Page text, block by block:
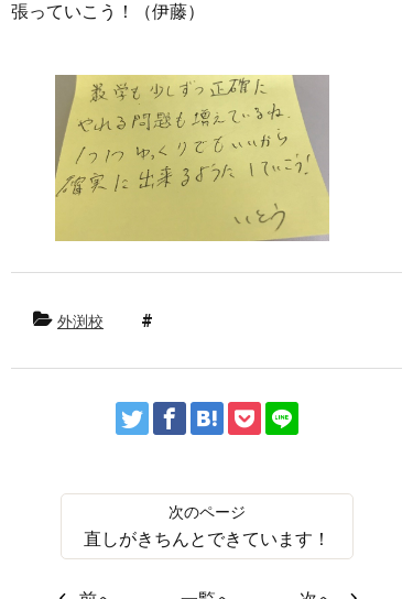
張っていこう！（伊藤）
外渕校
直しがきちんとできています！